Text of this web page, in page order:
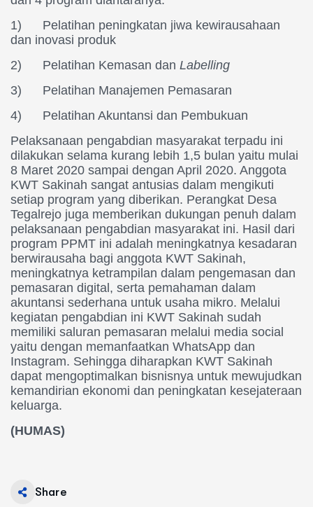
1) Pelatihan peningkatan jiwa kewirausahaan
dan inovasi produk
2) Pelatihan Kemasan dan Labelling
3) Pelatihan Manajemen Pemasaran
4) Pelatihan Akuntansi dan Pembukuan
Pelaksanaan pengabdian masyarakat terpadu ini
dilakukan selama kurang lebih 1,5 bulan yaitu mulai
8 Maret 2020 sampai dengan April 2020. Anggota
KWT Sakinah sangat antusias dalam mengikuti
setiap program yang diberikan. Perangkat Desa
Tegalrejo juga memberikan dukungan penuh dalam
pelaksanaan pengabdian masyarakat ini. Hasil dari
program PPMT ini adalah meningkatnya kesadaran
berwirausaha bagi anggota KWT Sakinah,
meningkatnya ketrampilan dalam pengemasan dan
pemasaran digital, serta pemahaman dalam
akuntansi sederhana untuk usaha mikro. Melalui
kegiatan pengabdian ini KWT Sakinah sudah
memiliki saluran pemasaran melalui media social
yaitu dengan memanfaatkan WhatsApp dan
Instagram. Sehingga diharapkan KWT Sakinah
dapat mengoptimalkan bisnisnya untuk mewujudkan
kemandirian ekonomi dan peningkatan kesejateraan
keluarga.
(HUMAS)
Share